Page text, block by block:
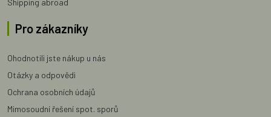
Shipping abroad
Pro zákazníky
Ohodnotili jste nákup u nás
Otázky a odpovědi
Ochrana osobních údajů
Mimosoudní řešení spot. sporů